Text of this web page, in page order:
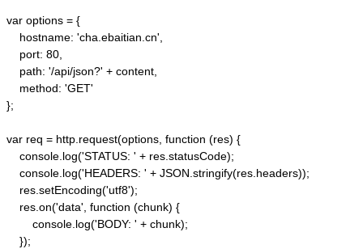
var options = {
    hostname: 'cha.ebaitian.cn',
    port: 80,
    path: '/api/json?' + content,
    method: 'GET'
};
var req = http.request(options, function (res) {
    console.log('STATUS: ' + res.statusCode);
    console.log('HEADERS: ' + JSON.stringify(res.headers));
    res.setEncoding('utf8');
    res.on('data', function (chunk) {
        console.log('BODY: ' + chunk);
    });